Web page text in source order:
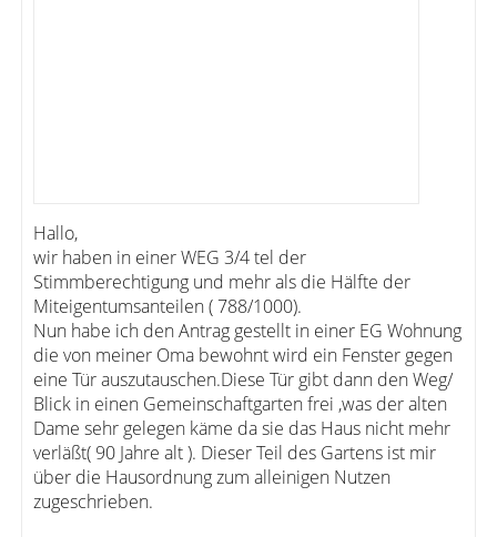
Hallo,
wir haben in einer WEG 3/4 tel der
Stimmberechtigung und mehr als die Hälfte der
Miteigentumsanteilen ( 788/1000).
Nun habe ich den Antrag gestellt in einer EG Wohnung
die von meiner Oma bewohnt wird ein Fenster gegen
eine Tür auszutauschen.Diese Tür gibt dann den Weg/
Blick in einen Gemeinschaftgarten frei ,was der alten
Dame sehr gelegen käme da sie das Haus nicht mehr
verläßt( 90 Jahre alt ). Dieser Teil des Gartens ist mir
über die Hausordnung zum alleinigen Nutzen
zugeschrieben.